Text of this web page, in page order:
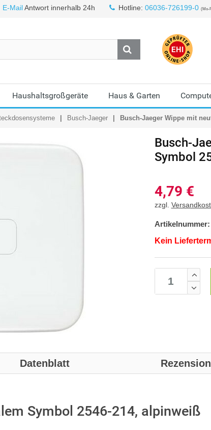
E-MailAntwort innerhalb 24h Hotline: 06036-726199-0 (Mo-
Haushaltsgroßgeräte Haus & Garten
Busch-Jaeger Busch-Jaeger Wippe mit
Busch-
Symbol
4,79 €
zzgl.
Artikelnummer:
Kein
Datenblatt
Symbol 2546-214, alpinweiß